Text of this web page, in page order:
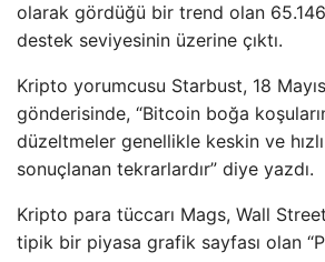
olarak gördüğü bir trend olan
destek seviyesinin üzerine çıktı.
Kripto yorumcusu Starbust, 18
gönderisinde, “Bitcoin boğa
düzeltmeler genellikle keskin ve
sonuçlanan tekrarlardır” diye yazdı.
Kripto para tüccarı Mags, Wall
tipik bir piyasa grafik sayfası olan